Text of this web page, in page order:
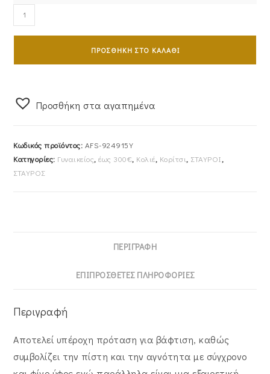
Σταυρός
Με
Λεπτομέρειες
Πέτρες
Ζιργκόν
AFS-
ΠΡΟΣΘΉΚΗ ΣΤΟ ΚΑΛΆΘΙ
Προσθήκη στα αγαπημένα
Κωδικός προϊόντος: AFS-924915Y
Κατηγορίες: Γυναικείος,έως 300€, Κολιέ, Κορίτσι, ΣΤΑΥΡΟΙ,
ΣΤΑΥΡΟΣ
ΠΕΡΙΓΡΑΦΉ
ΕΠΙΠΡΌΣΘΕΤΕΣ ΠΛΗΡΟΦΟΡΊΕΣ
Περιγραφή
Αποτελεί υπέροχη πρόταση για βάφτιση, καθώς
συμβολίζει την πίστη και την αγνότητα με σύγχρονο